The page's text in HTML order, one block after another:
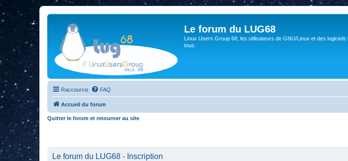
Le forum du LUG68
Linux Users Group 68, les utilisateurs de GNU/Linux et des
tous.
Raccourcis FAQ
Accueil du forum
Quitter le forum et retourner au site
Le forum du LUG68 - Inscription